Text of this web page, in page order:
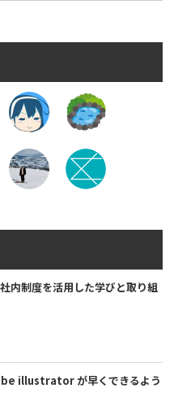
内制度を活用した学びと取り組
illustrator が早くできるよう